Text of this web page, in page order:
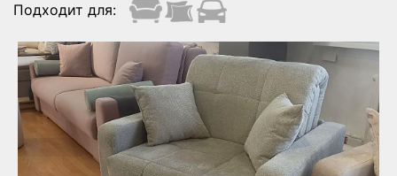
Подходит для: